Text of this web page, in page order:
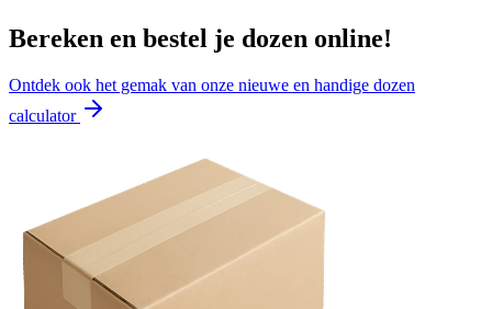
Bereken en bestel je dozen online!
Ontdek ook het gemak van onze nieuwe en handige dozen
calculator